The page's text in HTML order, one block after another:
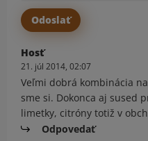
Hosť
21. júl 2014, 02:07
Veľmi dobrá kombinácia
sme si. Dokonca aj sused
limetky, citróny totiž v
Odpovedať